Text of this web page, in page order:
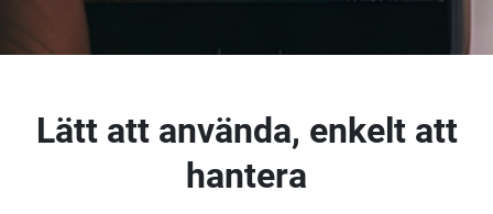
Lätt att använda, enkelt att
hantera